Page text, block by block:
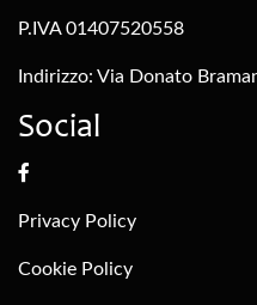
P.IVA 01407520558
Indirizzo: Via Donato
Social
Privacy Policy
Cookie Policy